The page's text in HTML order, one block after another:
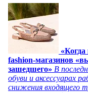
fashion-магазинов
зашедшего» В
обуви и аксессуарах
снижения входящего